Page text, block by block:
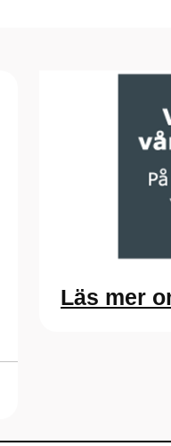
Läs mer